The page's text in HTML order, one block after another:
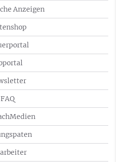
Anzeigen
FAQ